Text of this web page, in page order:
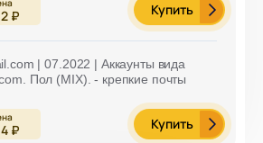
₽ Купить
| 07.2022 | Аккаунты вида
Пол (MIX). - крепкие почты
₽ Купить